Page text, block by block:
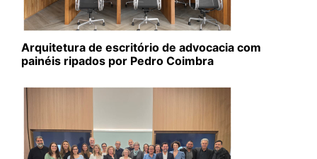
Arquitetura de escritório de advocacia com
painéis ripados por Pedro Coimbra